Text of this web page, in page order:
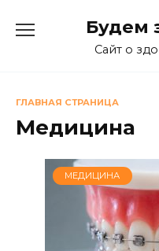
Будем
Сайт о
ГЛАВНАЯ СТРАНИЦА
Медицина
МЕДИЦИНА